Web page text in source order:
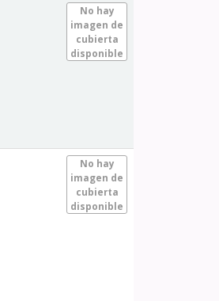
No hay
imagen de
cubierta
disponible
No hay
imagen de
cubierta
disponible